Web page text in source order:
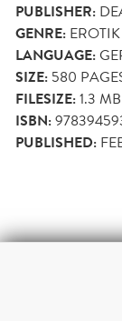
PUBLISHER:
GENRE: EROTIK
LANGUAGE:
SIZE: 580
FILESIZE:1.3 MB
ISBN:
PUBLISHED: